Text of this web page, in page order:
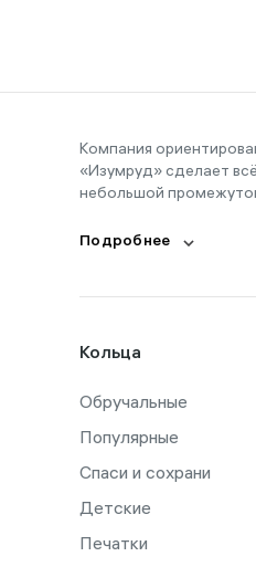
Компания
«Изумруд» сделает
небольшой
Подробнее
Кольца
Обручальные
Популярные
Спаси и сохрани
Детские
Печатки